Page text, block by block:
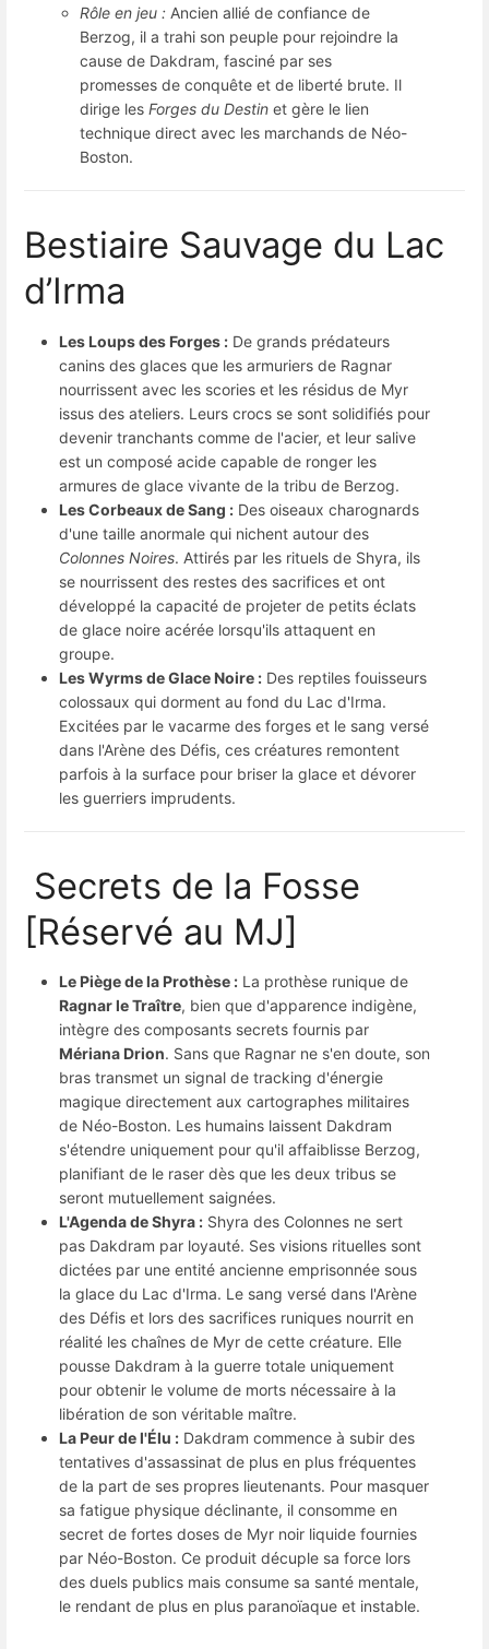
Rôle en jeu : Ancien allié de confiance de
Berzog, il a trahi son peuple pour rejoindre la
cause de Dakdram, fasciné par ses
promesses de conquête et de liberté brute. Il
dirige lesForges du Destin et gère le lien
technique direct avec les marchands de Néo-
Boston.
Bestiaire Sauvage du Lac
d’Irma
Les Loups des Forges : De grands prédateurs
canins des glaces que les armuriers de Ragnar
nourrissent avec les scories et les résidus de Myr
issus des ateliers. Leurs crocs se sont solidifiés pour
devenir tranchants comme de l'acier, et leur salive
est un composé acide capable de ronger les
armures de glace vivante de la tribu de Berzog.
Les Corbeaux de Sang : Des oiseaux charognards
d'une taille anormale qui nichent autour des
Colonnes Noires. Attirés par les rituels de Shyra, ils
se nourrissent des restes des sacrifices et ont
développé la capacité de projeter de petits éclats
de glace noire acérée lorsqu'ils attaquent en
groupe.
Les Wyrms de Glace Noire : Des reptiles fouisseurs
colossaux qui dorment au fond du Lac d'Irma.
Excitées par le vacarme des forges et le sang versé
dans l'Arène des Défis, ces créatures remontent
parfois à la surface pour briser la glace et dévorer
les guerriers imprudents.
Secrets de la Fosse
[Réservé au MJ]
Le Piège de la Prothèse : La prothèse runique de
Ragnar le Traître, bien que d'apparence indigène,
intègre des composants secrets fournis par
Mériana Drion. Sans que Ragnar ne s'en doute, son
bras transmet un signal de tracking d'énergie
magique directement aux cartographes militaires
de Néo-Boston. Les humains laissent Dakdram
s'étendre uniquement pour qu'il affaiblisse Berzog,
planifiant de le raser dès que les deux tribus se
seront mutuellement saignées.
L'Agenda de Shyra : Shyra des Colonnes ne sert
pas Dakdram par loyauté. Ses visions rituelles sont
dictées par une entité ancienne emprisonnée sous
la glace du Lac d'Irma. Le sang versé dans l'Arène
des Défis et lors des sacrifices runiques nourrit en
réalité les chaînes de Myr de cette créature. Elle
pousse Dakdram à la guerre totale uniquement
pour obtenir le volume de morts nécessaire à la
libération de son véritable maître.
La Peur de l'Élu : Dakdram commence à subir des
tentatives d'assassinat de plus en plus fréquentes
de la part de ses propres lieutenants. Pour masquer
sa fatigue physique déclinante, il consomme en
secret de fortes doses de Myr noir liquide fournies
par Néo-Boston. Ce produit décuple sa force lors
des duels publics mais consume sa santé mentale,
le rendant de plus en plus paranoïaque et instable.